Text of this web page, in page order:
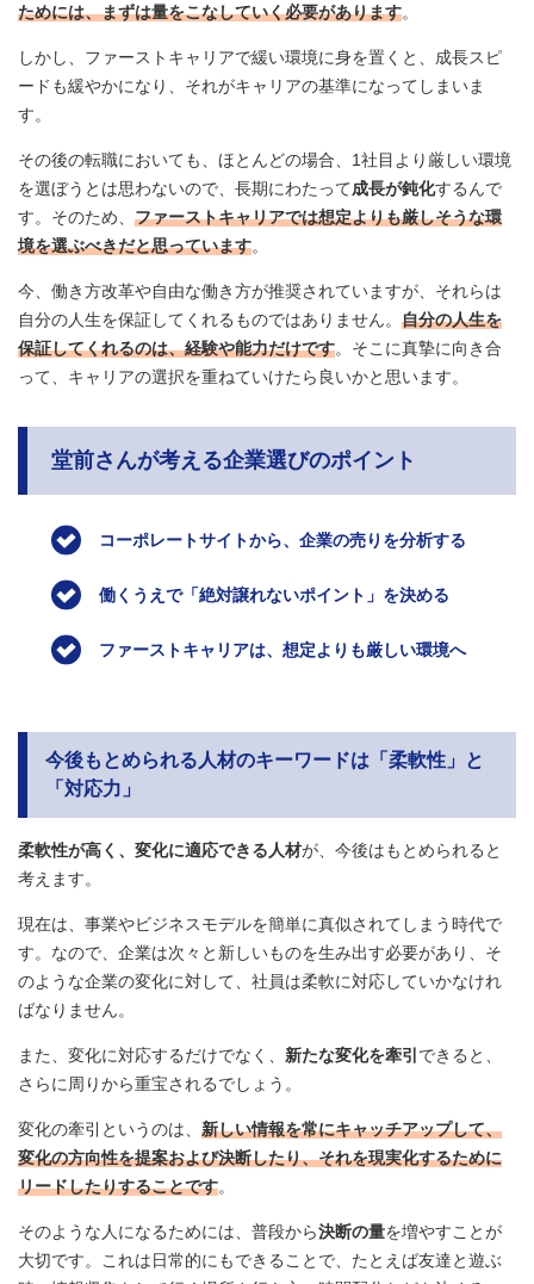
ためには、まずは量をこなしていく必要があります。
しかし、ファーストキャリアで緩い環境に身を置くと、成長スピ
ードも緩やかになり、それがキャリアの基準になってしまいま
す。
その後の転職においても、ほとんどの場合、1社目より厳しい環境
を選ぼうとは思わないので、長期にわたって成長が鈍化するんで
す。そのため、 ファーストキャリアでは想定よりも厳しそうな環
境を選ぶべきだと思っています。
今、働き方改革や自由な働き方が推奨されていますが、それらは
自分の人生を保証してくれるものではありません。 自分の人生を
保証してくれるのは、経験や能力だけです。そこに真摯に向き合
って、キャリアの選択を重ねていけたら良いかと思います。
堂前さんが考える企業選びのポイント
コーポレートサイトから、企業の売りを分析する
働くうえで「絶対譲れないポイント」を決める
ファーストキャリアは、想定よりも厳しい環境へ
今後もとめられる人材のキーワードは「柔軟性」と
「対応力」
柔軟性が高く、変化に適応できる人材が、今後はもとめられると
考えます。
現在は、事業やビジネスモデルを簡単に真似されてしまう時代で
す。なので、企業は次々と新しいものを生み出す必要があり、そ
のような企業の変化に対して、社員は柔軟に対応していかなけれ
ばなりません。
また、変化に対応するだけでなく、 新たな変化を牽引できると、
さらに周りから重宝されるでしょう。
変化の牽引というのは、 新しい情報を常にキャッチアップして、
変化の方向性を提案および決断したり、それを現実化するために
リードしたりすることです。
そのような人になるためには、普段から決断の量を増やすことが
大切です。これは日常的にもできることで、たとえば友達と遊ぶ